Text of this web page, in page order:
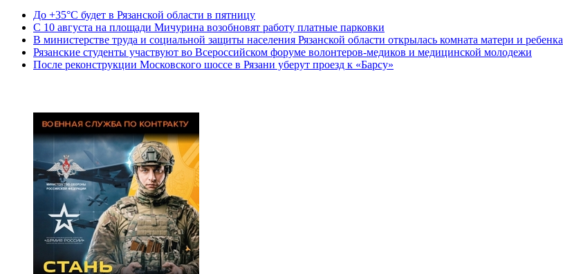
До +35°С будет в Рязанской области в пятницу
С 10 августа на площади Мичурина возобновят работу платные парковки
В министерстве труда и социальной защиты населения Рязанской области открылась комната матери и ребенка
Рязанские студенты участвуют во Всероссийском форуме волонтеров-медиков и медицинской молодежи
После реконструкции Московского шоссе в Рязани уберут проезд к «Барсу»